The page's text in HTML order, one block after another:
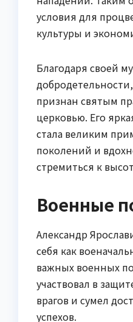
условия для
культуры и
Благодаря своей
признан святым
церковью. Его
стала великим
поколений и
стремиться к
Военные
Александр
себя как
важных военных
участвовал в
врагов и сумел
успехов.